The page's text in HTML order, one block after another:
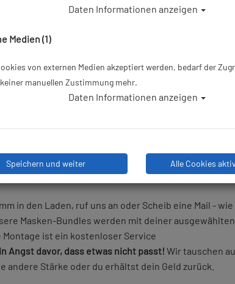
und optischen Gläsern von Atlantis Berlin
SICHT BEIM TAUCHEN
mit Sehschwäche sind Tauchmasken mit
schreibe eine einfach eine Mail! So wird die
Gläsern und genieße beste Sicht beim Tauchen!
BEI ATLANTIS BERLIN
in den Laden, ruf uns an oder Scheib eine Mail -
Masken-Bundles werden mit deiner
Montage ist ein kostenloser Service
Angst davor, dass etwas nicht passt! Wir tauschen
andere Stärke oder du erhältst dein Geld zurück.
Daten Informationen anzeigen
Medien (1)
von externen Medien akzeptiert werden, bedarf der
manuellen Zustimmung mehr.
Daten Informationen anzeigen
Speichern und weiter Alle Cookies